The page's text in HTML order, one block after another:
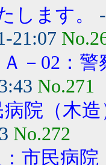
します。
21:07
－02：
No.271
病院（木
No.272
：市民病院